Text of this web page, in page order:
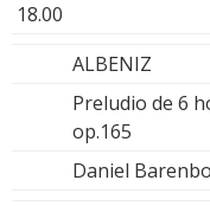
18.00
ALBENIZ
Preludio de 6
op.165
Daniel